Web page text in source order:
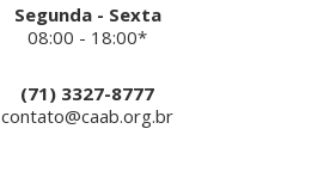
Segunda - Sexta
08:00 - 18:00*
(71) 3327-8777
contato@caab.org.br